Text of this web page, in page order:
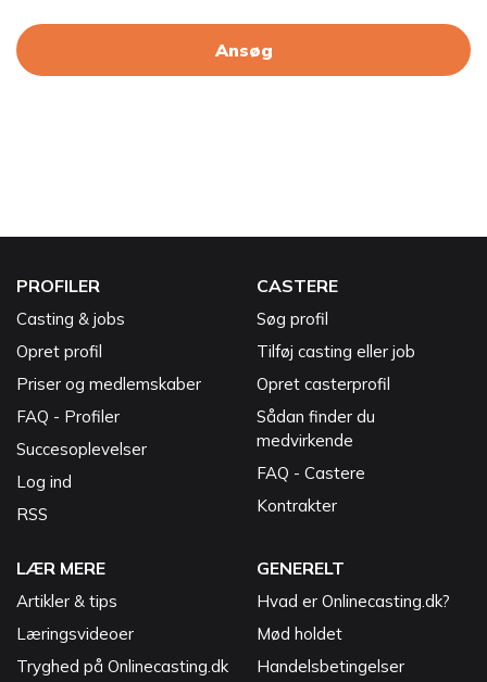
Ansøg
PROFILER
Casting & jobs
Opret profil
Priser og medlemskaber
FAQ - Profiler
Succesoplevelser
Log ind
RSS
CASTERE
Søg profil
Tilføj casting eller job
Opret casterprofil
Sådan finder du
medvirkende
FAQ - Castere
Kontrakter
LÆR MERE
Artikler & tips
Læringsvideoer
Tryghed på Onlinecasting.dk
GENERELT
Hvad er Onlinecasting.dk?
Mød holdet
Handelsbetingelser